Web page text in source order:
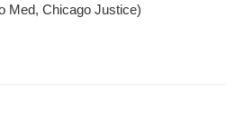
Med, Chicago Justice)